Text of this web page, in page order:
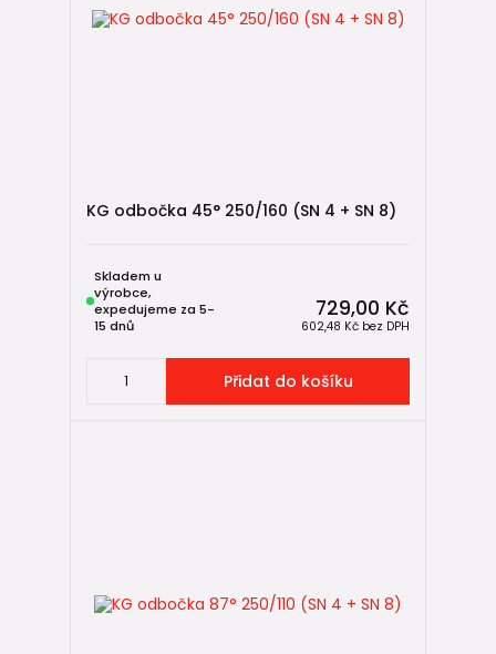
KG odbočka 45° 250/160 (SN 4 + SN 8)
729,00 Kč
602,48 Kč bez DPH
Skladem u
výrobce,
expedujeme za 5-
15 dnů
Přidat do košíku